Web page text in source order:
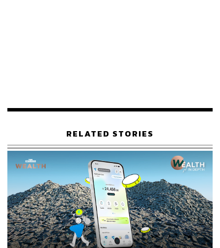
หนี้เสียคนไทยจ่อทำนิวไฮสูงกว่าช่วงโควิด
หนี้เสีย (NPL) ค้างชำระเกิน 90 วัน ในไตรมาส 2 ของปี 2567
เพิ่มขึ้น 12.2% โดยจำนวนนี้นำโดยหนี้สหกรณ์ที่เพิ่มขึ้น
54.7% ตามมาด้วยหนี้รถยนต์ หนี้บ้าน หนี้ Nano Finance ที่
เพิ่มขึ้น 29.7%, 23.2% และ 22.0% ตามลำดับ
RELATED STORIES